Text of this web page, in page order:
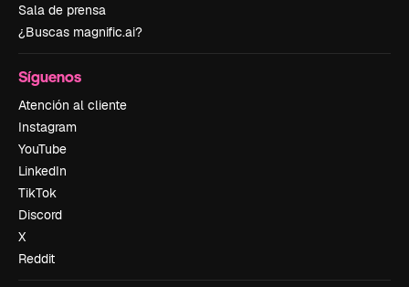
Sala de prensa
¿Buscas magnific.ai?
Síguenos
Atención al cliente
Instagram
YouTube
LinkedIn
TikTok
Discord
X
Reddit